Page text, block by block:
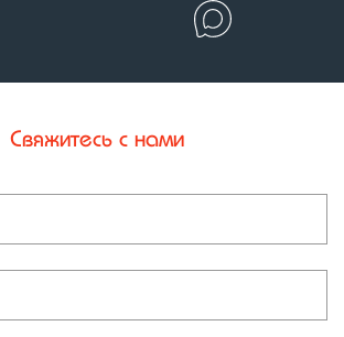
Свяжитесь с нами